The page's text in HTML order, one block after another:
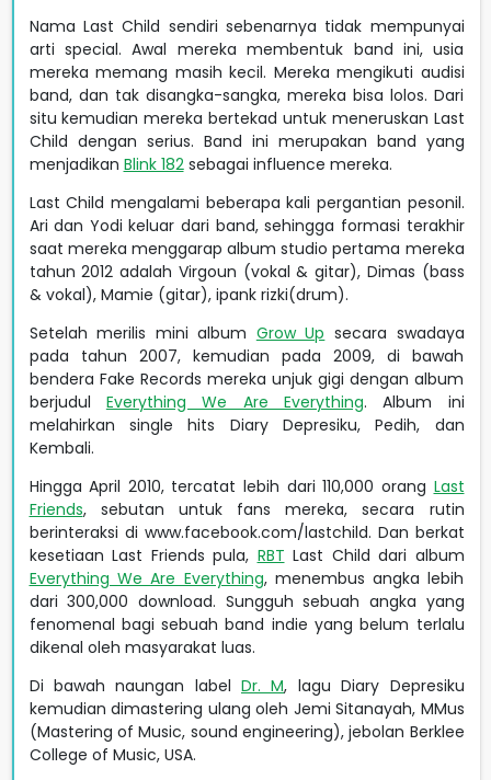
Nama Last Child sendiri sebenarnya tidak mempunyai
arti special. Awal mereka membentuk band ini, usia
mereka memang masih kecil. Mereka mengikuti audisi
band, dan tak disangka-sangka, mereka bisa lolos. Dari
situ kemudian mereka bertekad untuk meneruskan Last
Child dengan serius. Band ini merupakan band yang
menjadikan Blink 182sebagai influence mereka.
Last Child mengalami beberapa kali pergantian pesonil.
Ari dan Yodi keluar dari band, sehingga formasi terakhir
saat mereka menggarap album studio pertama mereka
tahun 2012 adalah Virgoun (vokal & gitar), Dimas (bass
& vokal), Mamie (gitar), ipank rizki(drum).
Setelah merilis mini album Grow Up secara swadaya
pada tahun 2007, kemudian pada 2009, di bawah
bendera Fake Records mereka unjuk gigi dengan album
berjudul Everything We Are Everything. Album ini
melahirkan single hits Diary Depresiku, Pedih, dan
Kembali.
Hingga April 2010, tercatat lebih dari 110,000 orang Last
Friends, sebutan untuk fans mereka, secara rutin
berinteraksi di www.facebook.com/lastchild. Dan berkat
kesetiaan Last Friends pula, RBT Last Child dari album
Everything We Are Everything, menembus angka lebih
dari 300,000 download. Sungguh sebuah angka yang
fenomenal bagi sebuah band indie yang belum terlalu
dikenal oleh masyarakat luas.
Di bawah naungan label Dr. M, lagu Diary Depresiku
kemudian dimastering ulang oleh Jemi Sitanayah, MMus
(Mastering of Music, sound engineering), jebolan Berklee
College of Music, USA.